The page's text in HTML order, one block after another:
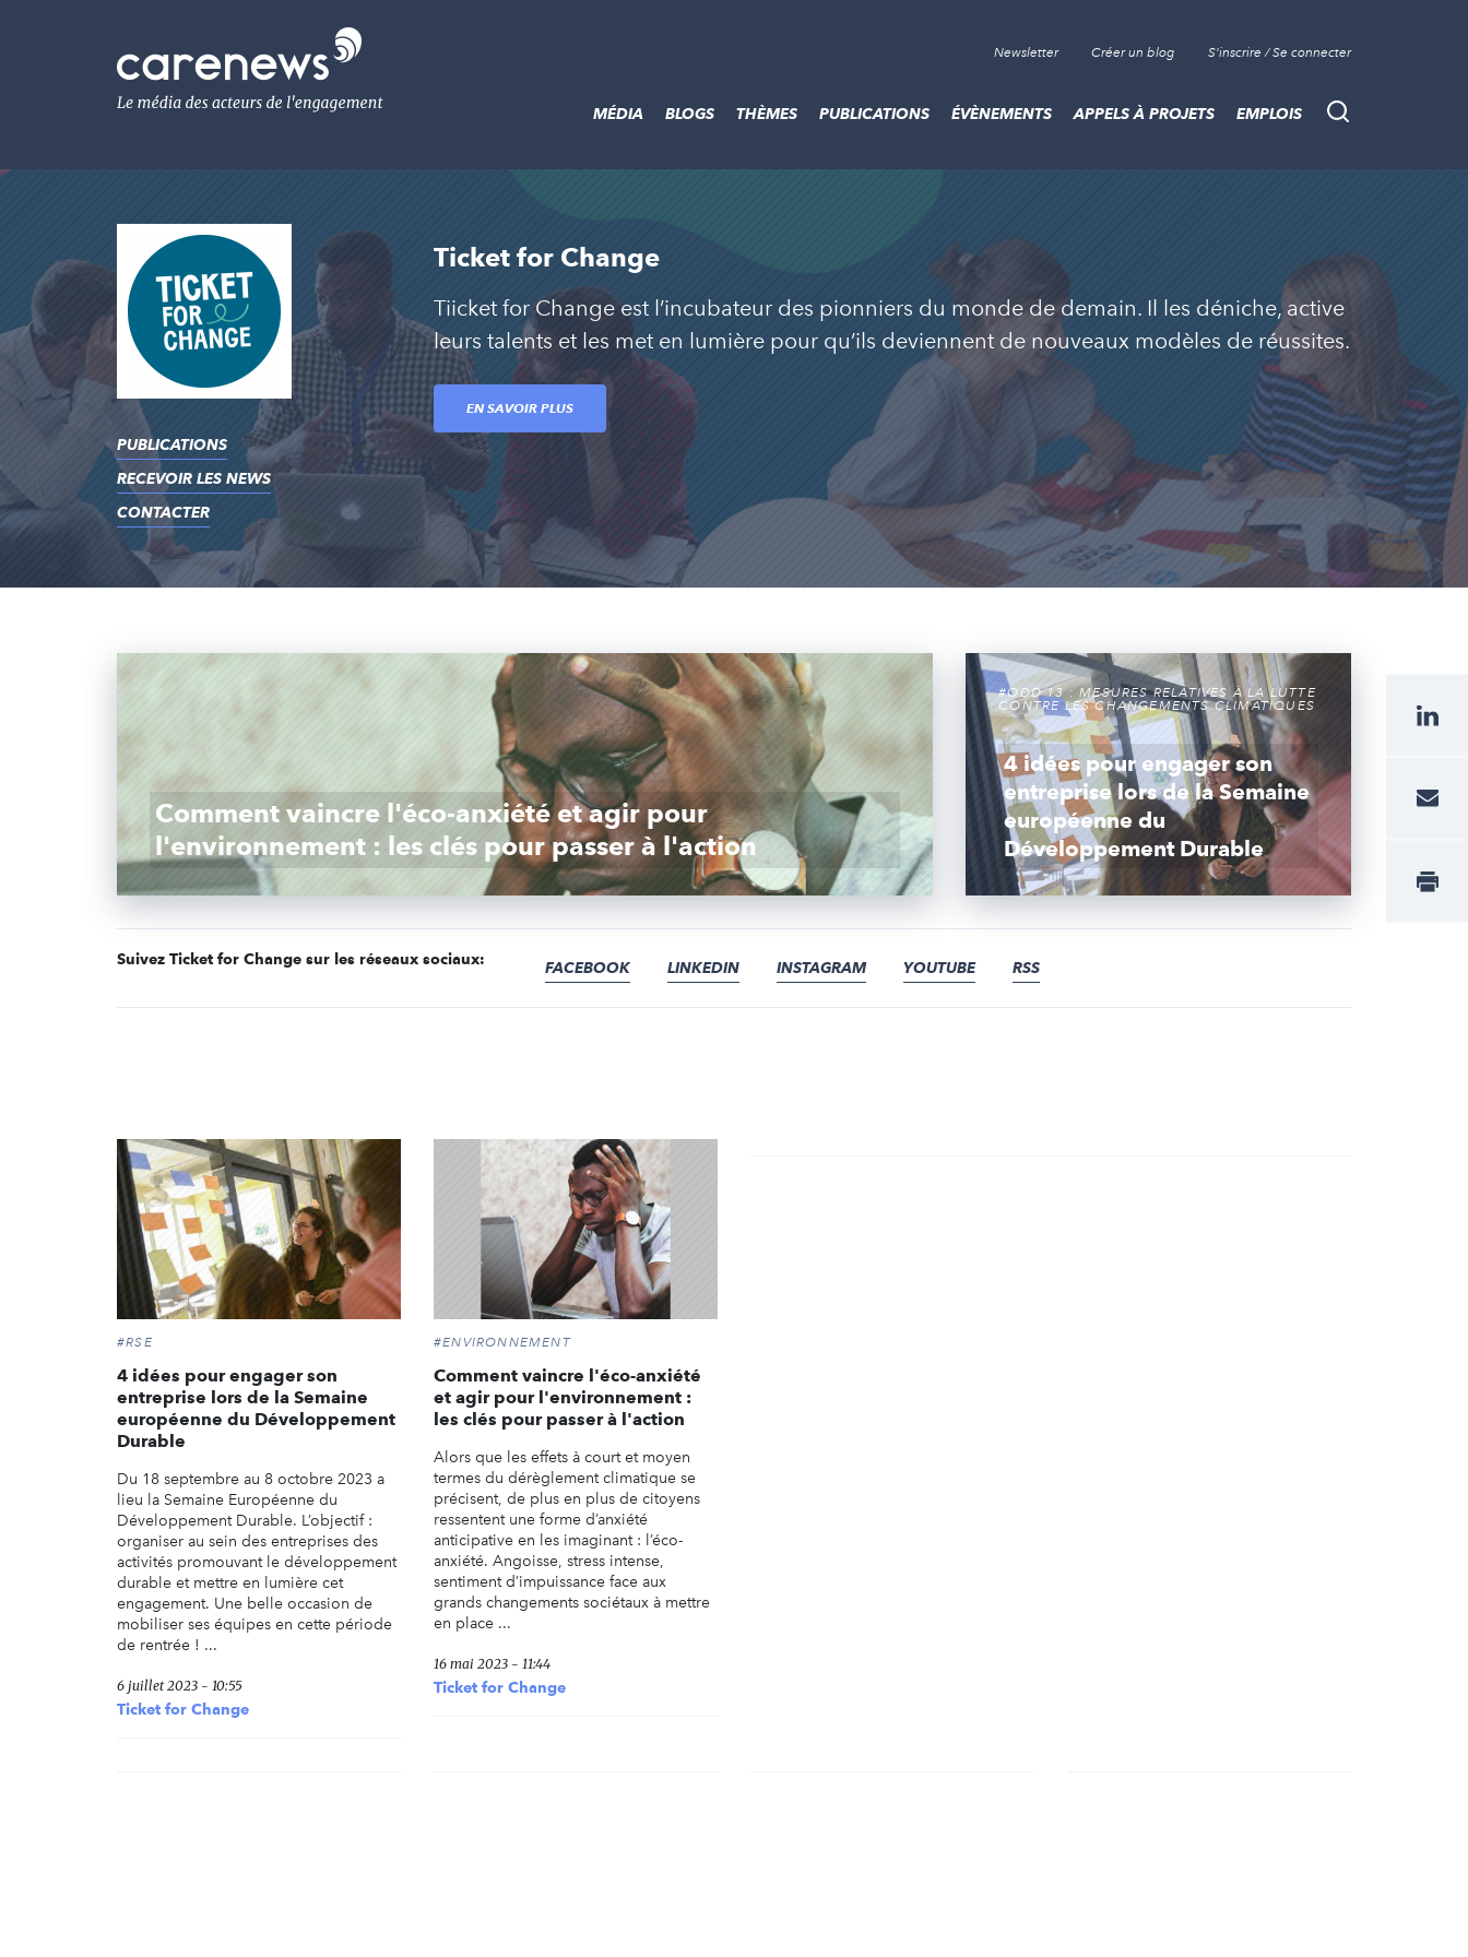
Le
média
Newsletter Créer un blog S'inscrire / Se connecter
Recherche
MÉDIA BLOGS THÈMES PUBLICATIONS ÉVÈNEMENTS APPELS À PROJETS EMPLOIS
PUBLICATIONS
RECEVOIR LES NEWS
CONTACTER
Ticket for Change
Tiicket for Change est l’incubateur des pionniers du monde de demain. Il les déniche, active
leurs talents et les met en lumière pour qu’ils deviennent de nouveaux modèles de réussites.
EN SAVOIR PLUS
Comment vaincre l'éco-anxiété et agir pour
l'environnement : les clés pour passer à l'action
#ODD 13 : MESURES RELATIVES À LA LUTTE
CONTRE LES CHANGEMENTS CLIMATIQUES
4 idées pour engager son
entreprise lors de la Semaine
européenne du
Développement Durable
Suivez Ticket for Change sur les réseaux sociaux: FACEBOOK LINKEDIN INSTAGRAM YOUTUBE RSS
#RSE
4 idées pour engager son
entreprise lors de la Semaine
européenne du Développement
Durable
Du 18 septembre au 8 octobre 2023 a
lieu la Semaine Européenne du
Développement Durable. L’objectif :
organiser au sein des entreprises des
activités promouvant le développement
durable et mettre en lumière cet
engagement. Une belle occasion de
mobiliser ses équipes en cette période
de rentrée ! ...
6 juillet 2023 - 10:55
Ticket for Change
#ENVIRONNEMENT
Comment vaincre l'éco-anxiété
et agir pour l'environnement :
les clés pour passer à l'action
Alors que les effets à court et moyen
termes du dérèglement climatique se
précisent, de plus en plus de citoyens
ressentent une forme d’anxiété
anticipative en les imaginant : l’éco-
anxiété. Angoisse, stress intense,
sentiment d’impuissance face aux
grands changements sociétaux à mettre
en place ...
16 mai 2023 - 11:44
Ticket for Change